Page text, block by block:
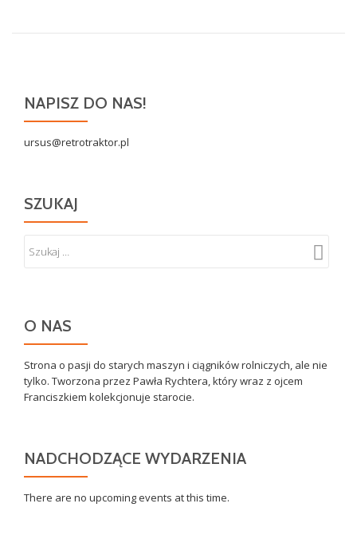
NAPISZ DO NAS!
ursus@retrotraktor.pl
SZUKAJ
O NAS
Strona o pasji do starych maszyn i ciągników rolniczych, ale nie
tylko. Tworzona przez Pawła Rychtera, który wraz z ojcem
Franciszkiem kolekcjonuje starocie.
NADCHODZĄCE WYDARZENIA
There are no upcoming events at this time.